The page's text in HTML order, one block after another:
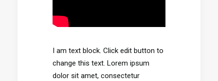
I am text block. Click edit button to
change this text. Lorem ipsum
dolor sit amet, consectetur